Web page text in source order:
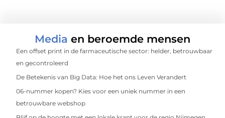
Media en beroemde mensen
Een offset print in de farmaceutische sector: helder, betrouwbaar
en gecontroleerd
De Betekenis van Big Data: Hoe het ons Leven Verandert
06-nummer kopen? Kies voor een uniek nummer in een
betrouwbare webshop